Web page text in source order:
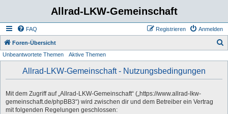
Allrad-LKW-Gemeinschaft
FAQ Anmelden
Registrieren
Foren-Übersicht
Unbeantwortete Themen Aktive Themen
Allrad-LKW-Gemeinschaft - Nutzungsbedingungen
Mit dem Zugriff auf „Allrad-LKW-Gemeinschaft“ („https://www.allrad-lkw-
gemeinschaft.de/phpBB3“) wird zwischen dir und dem Betreiber ein Vertrag
mit folgenden Regelungen geschlossen: